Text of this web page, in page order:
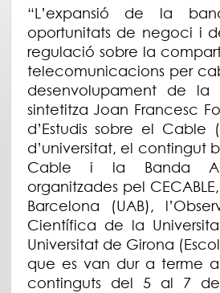
“L’expansió de la
oportunitats de negoci i
regulació sobre la
telecomunicacions per
desenvolupament de la
sintetitza Joan Francesc
d’Estudis sobre el Cable
d’universitat, el contingut
Cable i la Banda
organitzades pel
Barcelona (UAB),
Científica de la
Universitat de Girona
que es van dur a terme
continguts del 5 al 7